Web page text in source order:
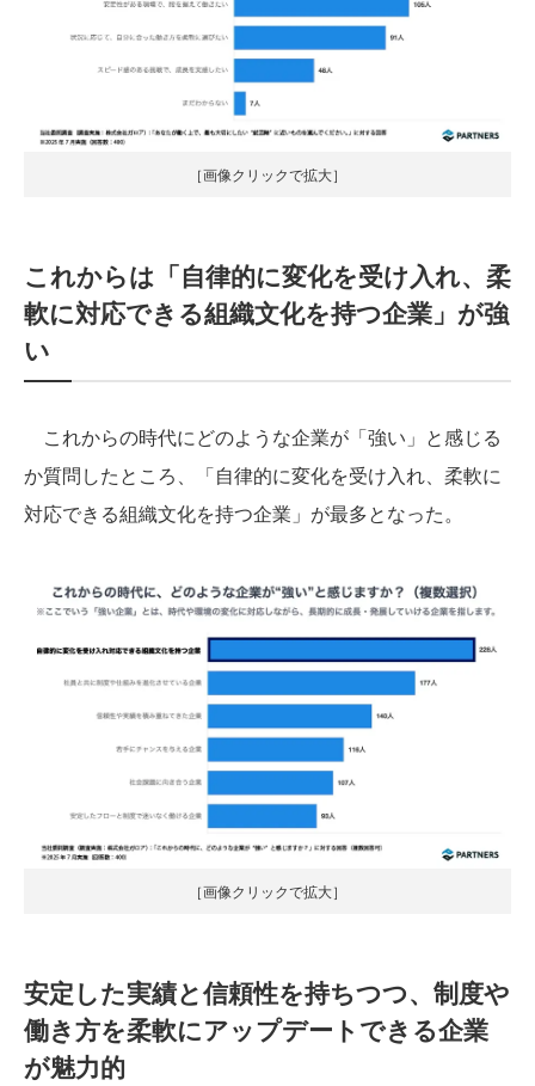
［画像クリックで拡大］
これからは「自律的に変化を受け入れ、柔
軟に対応できる組織文化を持つ企業」が強
い
これからの時代にどのような企業が「強い」と感じる
か質問したところ、「自律的に変化を受け入れ、柔軟に
対応できる組織文化を持つ企業」が最多となった。
［画像クリックで拡大］
安定した実績と信頼性を持ちつつ、制度や
働き方を柔軟にアップデートできる企業
が魅力的